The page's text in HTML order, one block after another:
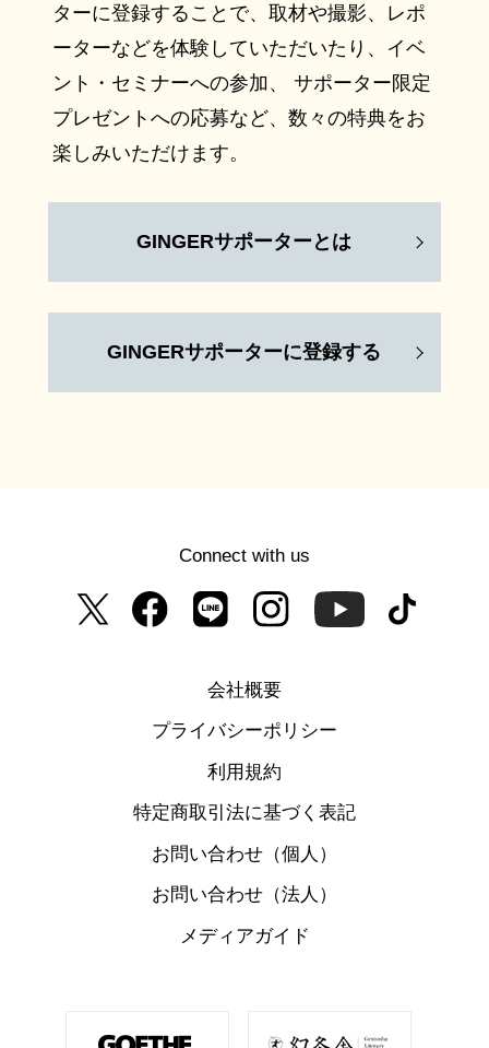
ターに登録することで、取材や撮影、レポ
ーターなどを体験していただいたり、イベ
ント・セミナーへの参加、 サポーター限定
プレゼントへの応募など、数々の特典をお
楽しみいただけます。
GINGERサポーターとは
GINGERサポーターに登録する
Connect with us
会社概要
プライバシーポリシー
利用規約
特定商取引法に基づく表記
お問い合わせ（個人）
お問い合わせ（法人）
メディアガイド